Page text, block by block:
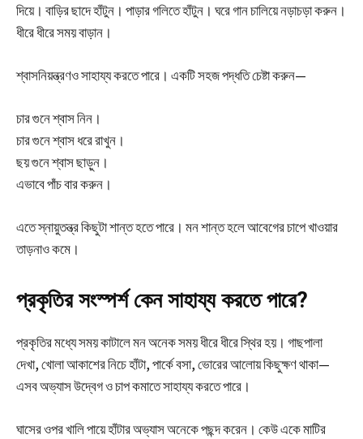
দিয়ে। বাড়ির ছাদে হাঁটুন। পাড়ার গলিতে হাঁটুন। ঘরে গান চালিয়ে নড়াচড়া করুন।
ধীরে ধীরে সময় বাড়ান।
শ্বাসনিয়ন্ত্রণও সাহায্য করতে পারে। একটি সহজ পদ্ধতি চেষ্টা করুন—
চার গুনে শ্বাস নিন।
চার গুনে শ্বাস ধরে রাখুন।
ছয় গুনে শ্বাস ছাড়ুন।
এভাবে পাঁচ বার করুন।
এতে স্নায়ুতন্ত্র কিছুটা শান্ত হতে পারে। মন শান্ত হলে আবেগের চাপে খাওয়ার
তাড়নাও কমে।
প্রকৃতির সংস্পর্শ কেন সাহায্য করতে পারে?
প্রকৃতির মধ্যে সময় কাটালে মন অনেক সময় ধীরে ধীরে স্থির হয়। গাছপালা
দেখা, খোলা আকাশের নিচে হাঁটা, পার্কে বসা, ভোরের আলোয় কিছুক্ষণ থাকা—
এসব অভ্যাস উদ্বেগ ও চাপ কমাতে সাহায্য করতে পারে।
ঘাসের ওপর খালি পায়ে হাঁটার অভ্যাস অনেকে পছন্দ করেন। কেউ একে মাটির